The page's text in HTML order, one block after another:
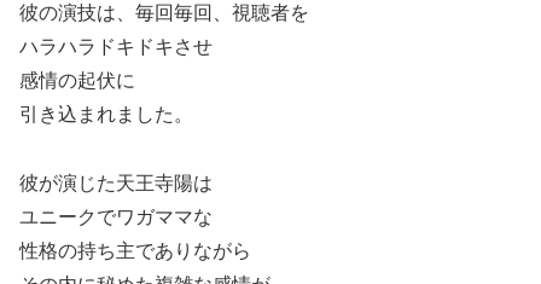
彼の演技は、毎回毎回、視聴者を
ハラハラドキドキさせ
感情の起伏に
引き込まれました。
彼が演じた天王寺陽は
ユニークでワガママな
性格の持ち主でありながら